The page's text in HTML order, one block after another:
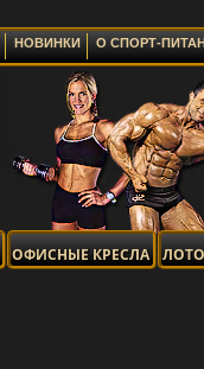
НОВИНКИ О СПОРТ-
ОФИСНЫЕ КРЕСЛА